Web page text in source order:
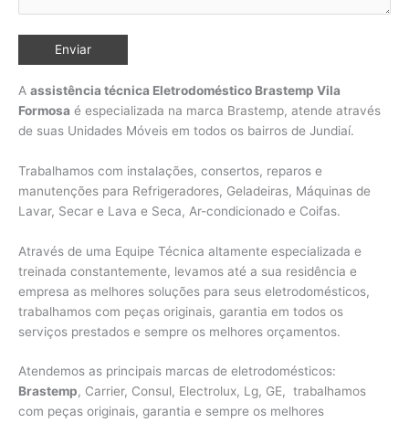
A assistência técnica Eletrodoméstico Brastemp Vila
Formosa é especializada na marca Brastemp, atende através
de suas Unidades Móveis em todos os bairros de Jundiaí.
Trabalhamos com instalações, consertos, reparos e
manutenções para Refrigeradores, Geladeiras, Máquinas de
Lavar, Secar e Lava e Seca, Ar-condicionado e Coifas.
Através de uma Equipe Técnica altamente especializada e
treinada constantemente, levamos até a sua residência e
empresa as melhores soluções para seus eletrodomésticos,
trabalhamos com peças originais, garantia em todos os
serviços prestados e sempre os melhores orçamentos.
Atendemos as principais marcas de eletrodomésticos:
Brastemp, Carrier, Consul, Electrolux, Lg, GE, trabalhamos
com peças originais, garantia e sempre os melhores